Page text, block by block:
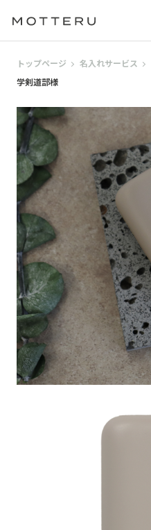
トップページ 名入れサービス
学剣道部様